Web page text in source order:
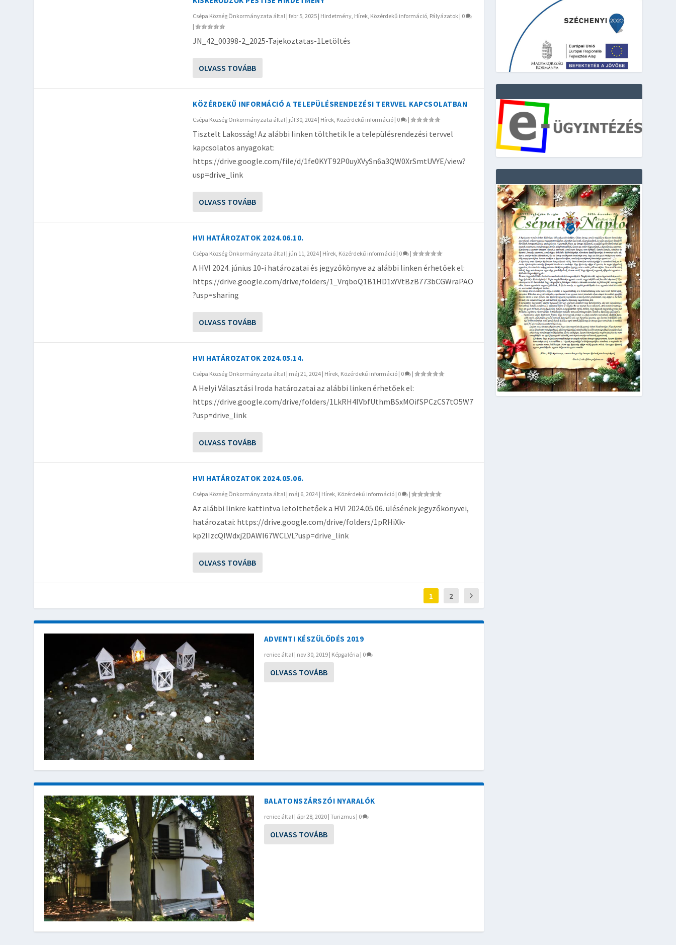
Csépa Község Önkormányzata által |febr 5, 2025 | Hirdetmény, Hírek, Közérdekű információ, Pályázatok | 0
|
JN_42_00398-2_2025-Tajekoztatas-1Letöltés
OLVASS TOVÁBB
KÖZÉRDEKŰ INFORMÁCIÓ A TELEPÜLÉSRENDEZÉSI TERVVEL KAPCSOLATBAN
Csépa Község Önkormányzata által | júl 30, 2024 | Hírek, Közérdekű információ | 0 |
Tisztelt Lakosság! Az alábbi linken tölthetik le a településrendezési tervvel
kapcsolatos anyagokat:
https://drive.google.com/file/d/1fe0KYT92P0uyXVySn6a3QW0XrSmtUVYE/view?
usp=drive_link
OLVASS TOVÁBB
HVI HATÁROZATOK 2024.06.10.
Csépa Község Önkormányzata által | jún 11, 2024 | Hírek, Közérdekű információ | 0 |
A HVI 2024. június 10-i határozatai és jegyzőkönyve az alábbi linken érhetőek el:
https://drive.google.com/drive/folders/1_VrqboQ1B1HD1xYVtBzB773bCGWraPAO
?usp=sharing
OLVASS TOVÁBB
HVI HATÁROZATOK 2024.05.14.
Csépa Község Önkormányzata által | máj 21, 2024 | Hírek, Közérdekű információ | 0 |
A Helyi Választási Iroda határozatai az alábbi linken érhetőek el:
https://drive.google.com/drive/folders/1LkRH4IVbfUthmBSxMOifSPCzCS7tO5W7
?usp=drive_link
OLVASS TOVÁBB
HVI HATÁROZATOK 2024.05.06.
Csépa Község Önkormányzata által | máj 6, 2024 | Hírek, Közérdekű információ | 0 |
Az alábbi linkre kattintva letölthetőek a HVI 2024.05.06. ülésének jegyzőkönyvei,
határozatai: https://drive.google.com/drive/folders/1pRHiXk-
kp2lIzcQlWdxj2DAWl67WCLVL?usp=drive_link
OLVASS TOVÁBB
1 2
ADVENTI KÉSZÜLŐDÉS 2019
renieeáltal | nov 30, 2019| Képgaléria | 0
OLVASS TOVÁBB
BALATONSZÁRSZÓI NYARALÓK
renieeáltal | ápr 28, 2020| Turizmus| 0
OLVASS TOVÁBB